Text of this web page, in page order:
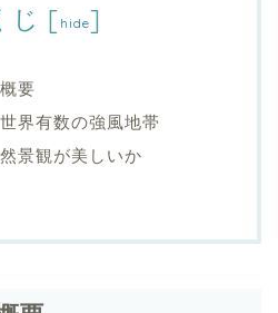
じ [ hide]
要
界有数の強風地帯
景観が美しいか